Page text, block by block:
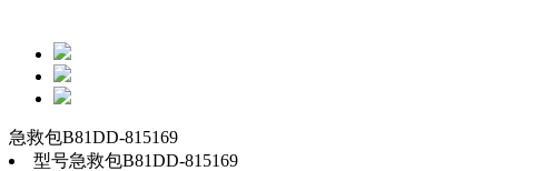
急救包B81DD-815169
型号急救包B81DD-815169